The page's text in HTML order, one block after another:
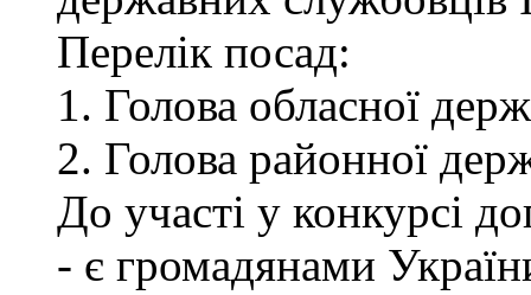
Перелік посад:
1. Голова обласної
2. Голова районної
До участі у конкурсі
- є громадянами